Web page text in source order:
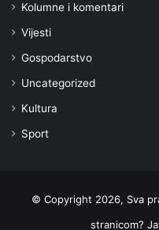
Kolumne i komentari
Vijesti
Gospodarstvo
Uncategorized
Kultura
Sport
© Copyright 2026, Sva
stranicom?